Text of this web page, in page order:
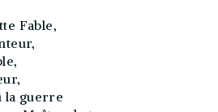
Fable,
la guerre